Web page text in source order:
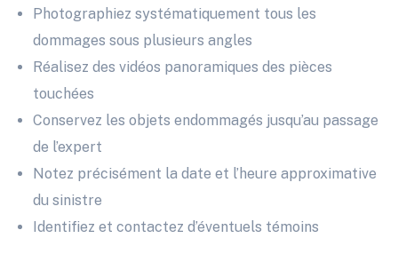
Photographiez systématiquement tous les
dommages sous plusieurs angles
Réalisez des vidéos panoramiques des pièces
touchées
Conservez les objets endommagés jusqu’au passage
de l’expert
Notez précisément la date et l’heure approximative
du sinistre
Identifiez et contactez d’éventuels témoins